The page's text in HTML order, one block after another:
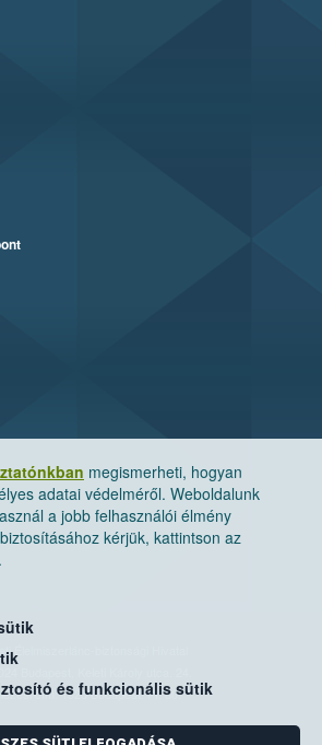
megismerheti, hogyan
adatai védelméről. Weboldalunk
a jobb felhasználói élmény
kérjük, kattintson az
és funkcionális sütik
Élelmiszerlánc-biztonsági Hivatal
cím: 1525 Budapest. Pf. 30.